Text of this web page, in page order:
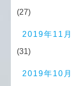
(27)
2019年11月
(31)
2019年10月